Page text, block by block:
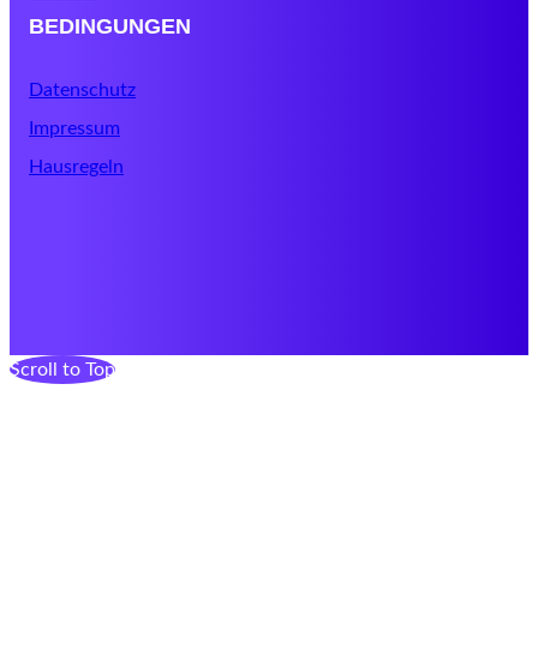
BEDINGUNGEN
Datenschutz
Impressum
Hausregeln
Scroll to Top